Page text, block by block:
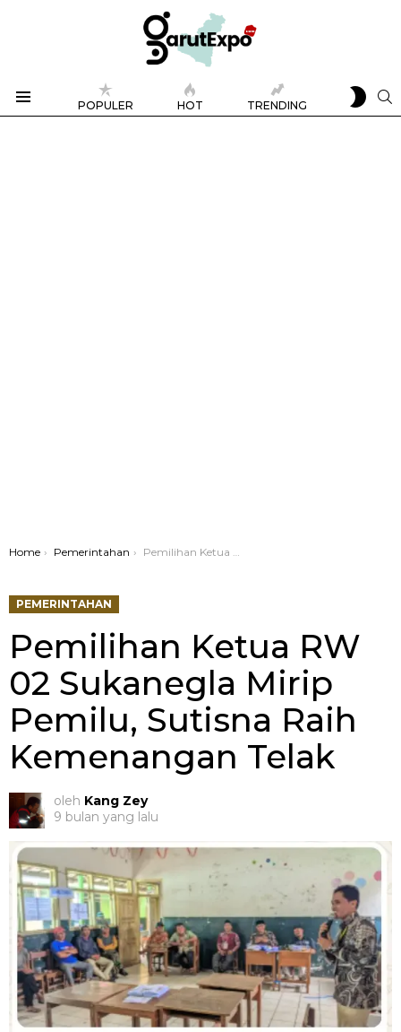
POPULER HOT TRENDING
SKIN
You are here:
Home Pemerintahan Pemilihan Ketua RW 02 Sukanegla Mirip Pemilu, Sutisna Raih Kemenangan Telak
PEMERINTAHAN
Pemilihan Ketua RW
02 Sukanegla Mirip
Pemilu, Sutisna Raih
Kemenangan Telak
oleh Kang Zey
9 bulan yang lalu